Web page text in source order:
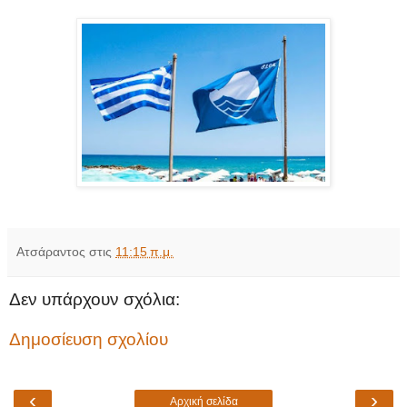
Ατσάραντος στις 11:15 π.μ.
Δεν υπάρχουν σχόλια:
Δημοσίευση σχολίου
‹ ›
Αρχική σελίδα